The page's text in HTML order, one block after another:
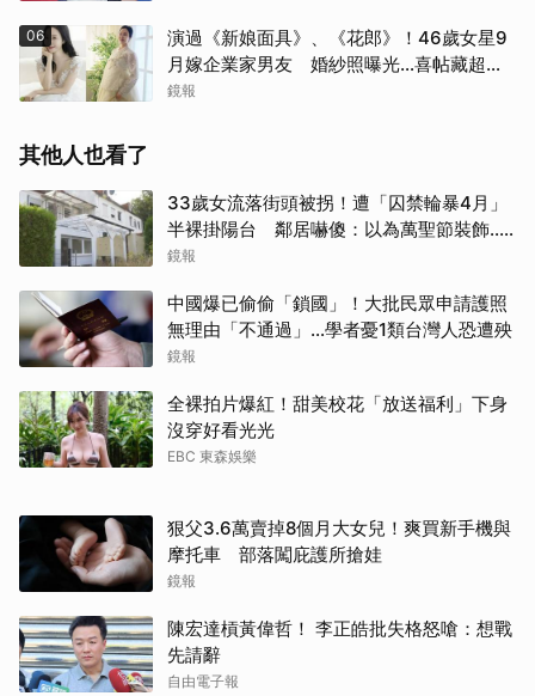
06
演過《新娘面具》、《花郎》！46歲女星9
月嫁企業家男友 婚紗照曝光…喜帖藏超甜
告白
鏡報
其他人也看了
33歲女流落街頭被拐！遭「囚禁輪暴4月」
半裸掛陽台 鄰居嚇傻：以為萬聖節裝飾...
主謀竟與妻小同住
鏡報
中國爆已偷偷「鎖國」！大批民眾申請護照
無理由「不通過」...學者憂1類台灣人恐遭殃
鏡報
全裸拍片爆紅！甜美校花「放送福利」下身
沒穿好看光光
EBC 東森娛樂
狠父3.6萬賣掉8個月大女兒！爽買新手機與
摩托車 部落闖庇護所搶娃
鏡報
陳宏達槓黃偉哲！ 李正皓批失格怒嗆：想戰
先請辭
自由電子報